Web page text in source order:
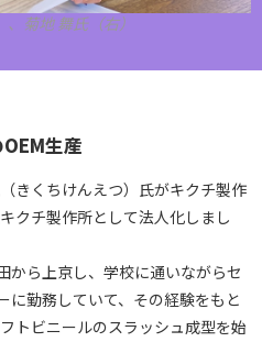
菊地 舞氏（右）
生産
きくちけんえつ）氏がキクチ製作
クチ製作所として法人化しまし
から上京し、学校に通いながらセ
に勤務していて、その経験をもと
トビニールのスラッシュ成型を始